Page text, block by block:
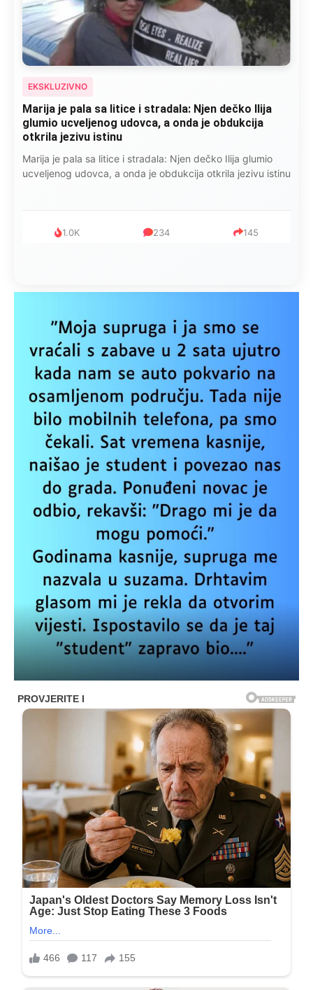
EKSKLUZIVNO
Kad se Marin suprug razbolio ona ga kupala,
pelene mu mijenjala: Jedno jutro je poslao po
čokoladu..
Kad se Marin suprug razbolio ona ga kupala, pelene mu
mijenjala: Jedno jutro je poslao po čokoladu..
999 321 234